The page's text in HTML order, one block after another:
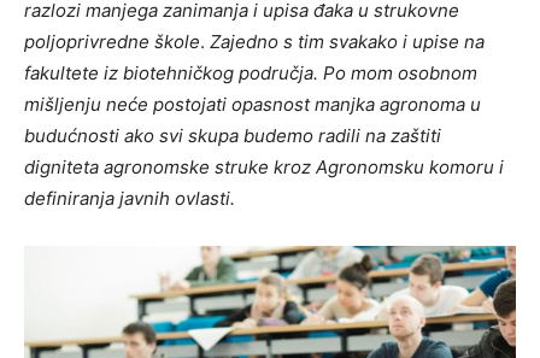
razlozi manjega zanimanja i upisa đaka u strukovne
poljoprivredne škole. Zajedno s tim svakako i upise na
fakultete iz biotehničkog područja. Po mom osobnom
mišljenju neće postojati opasnost manjka agronoma u
budućnosti ako svi skupa budemo radili na zaštiti
digniteta agronomske struke kroz Agronomsku komoru i
definiranja javnih ovlasti.